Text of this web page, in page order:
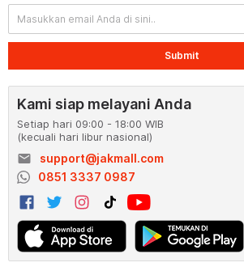
Submit
Kami siap melayani Anda
Setiap hari 09:00 - 18:00 WIB
(kecuali hari libur nasional)
email
support@jakmall.com
0851 3337 0987